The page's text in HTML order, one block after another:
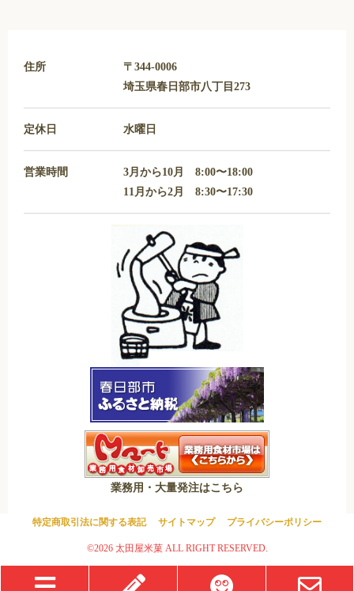
住所
〒344-0006
埼玉県春日部市八丁目273
定休日 水曜日
営業時間
3月から10月 8:00〜18:00
11月から2月 8:30〜17:30
業務用・大量発注はこちら
特定商取引法に関する表記 サイトマップ プライバシーポリシー
©2026 太田屋米菓 ALL RIGHT RESERVED.